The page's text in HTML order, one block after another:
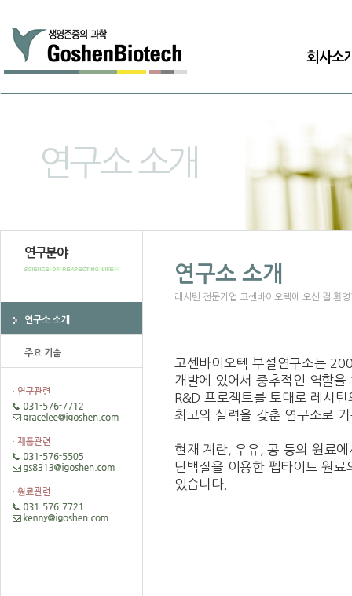
회사소
연구소 소개
연구분야
연구소 소개
주요 기술
연구소 소개
레시틴 전문기업 고센바이오텍에 오신 걸 환
고센바이오텍 부설연구소는
개발에 있어서 중추적인 역할
R&D 프로젝트를 토대로 레시
최고의 실력을 갖춘 연구소로
현재 계란, 우유, 콩 등의 원료
단백질을 이용한 펩타이드 원
있습니다.